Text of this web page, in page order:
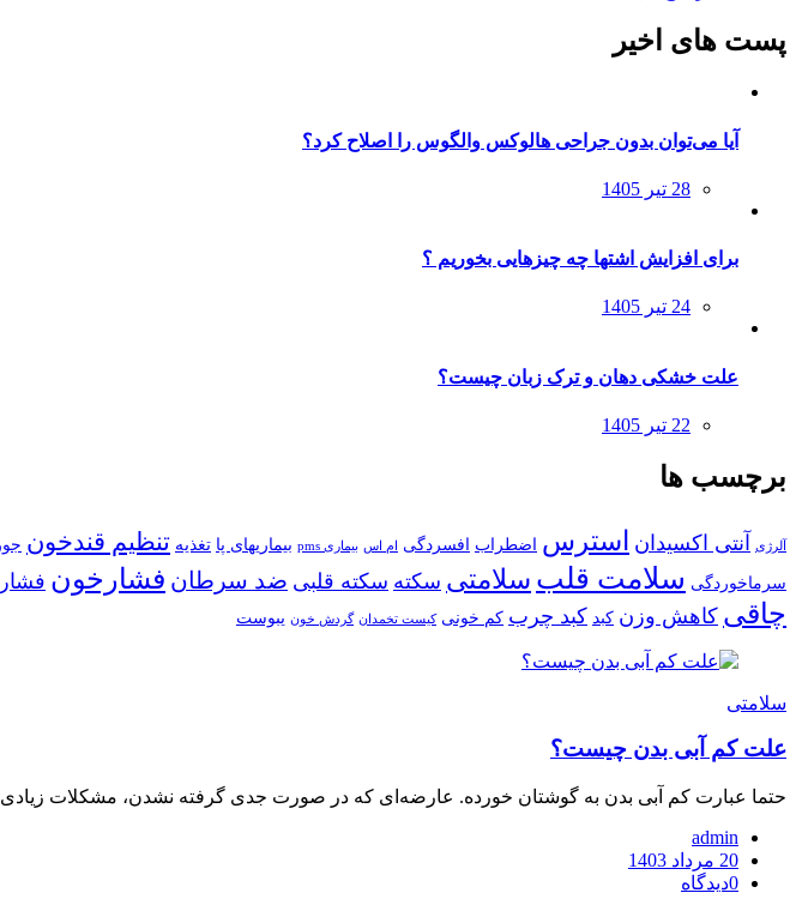
پست های اخیر
آیا می‌توان بدون جراحی هالوکس والگوس را اصلاح کرد؟
ارسال
28 تیر 1405
برای افزایش اشتها چه چیزهایی بخوریم ؟
ارسال
24 تیر 1405
علت خشکی دهان و ترک زبان چیست؟
ارسال
در
22 تیر 1405
برچسب ها
آلرژی آنتی اکسیدان استرس اضطراب افسردگی ام اس بیماری pms بیماریهای پا تغذیه تنظیم قندخون
سرماخوردگی سلامت قلب سلامتی سکته سکته قلبی ضد سرطان فشارخون
چاقی کاهش وزن کبد کبد چرب کم خونی کیست تخمدان گردش خون یبوست
سلامتی
علت کم آبی بدن چیست؟
حتما عبارت کم آبی بدن به گوشتان خورده. عارضه‌ای که در صورت جدی گرفته نشدن، مشکلات زیادی
admin
ارسال
شده
20 مرداد 1403
0دیدگاه